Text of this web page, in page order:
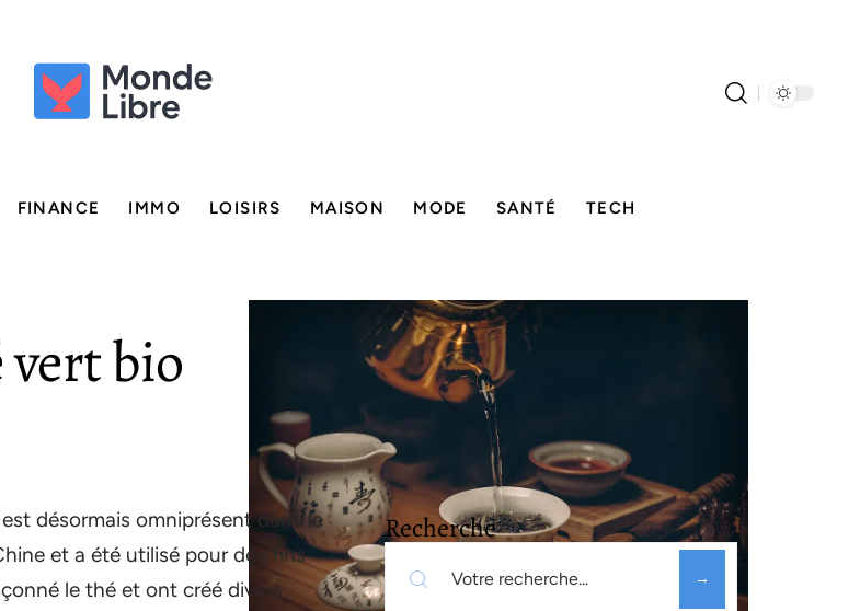
FINANCE IMMO LOISIRS MAISON MODE SANTÉ TECH
bio
désormais omniprésent dans le
et a été utilisé pour des fins
le thé et ont créé divers
Recherche